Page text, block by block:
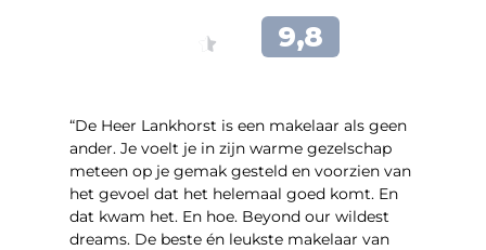
“De Heer Lankhorst is een makelaar als geen
ander. Je voelt je in zijn warme gezelschap
meteen op je gemak gesteld en voorzien van
het gevoel dat het helemaal goed komt. En
dat kwam het. En hoe. Beyond our wildest
dreams. De beste én leukste makelaar van